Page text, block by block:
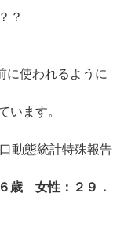
？
に使われるように
います。
動態統計特殊報告
歳 女性：２９．